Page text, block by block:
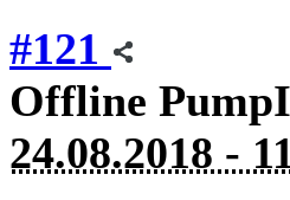
#121
Offline
24.08.2018 -